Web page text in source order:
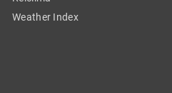
Weather Index